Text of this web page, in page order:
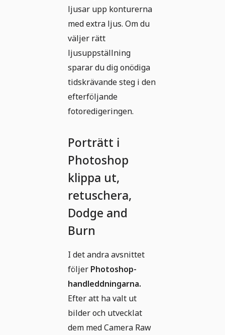
ljusar upp konturerna
med extra ljus. Om du
väljer rätt
ljusuppställning
sparar du dig onödiga
tidskrävande steg i den
efterföljande
fotoredigeringen.
Porträtt i
Photoshop
klippa ut,
retuschera,
Dodge and
Burn
I det andra avsnittet
följer Photoshop-
handleddningarna.
Efter att ha valt ut
bilder och utvecklat
dem med Camera Raw